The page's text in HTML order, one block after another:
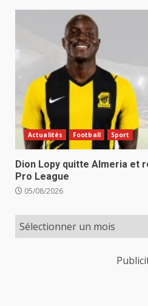
Actualités Football Sport
Dion Lopy quitte Almeria et
Pro League
05/08/2026